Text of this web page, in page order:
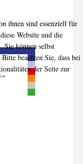
ihnen sind essenziell für
Website und die
Sie können selbst
beachten Sie, dass bei
der Seite zur